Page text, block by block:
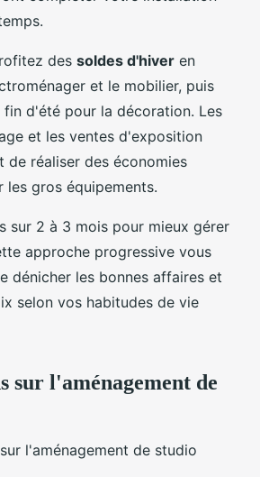
des soldes d'hiver en
et le mobilier, puis
fin d'été pour la décoration. Les
et les ventes d'exposition
de réaliser des économies
les gros équipements.
sur 2 à 3 mois pour mieux gérer
approche progressive vous
dénicher les bonnes affaires et
selon vos habitudes de vie
sur l'aménagement de